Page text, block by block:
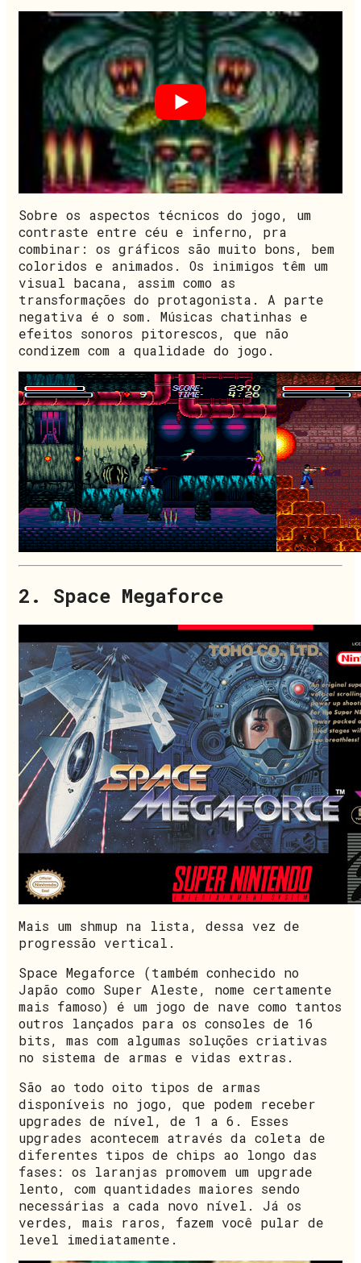
Sobre os aspectos técnicos do jogo, um
contraste entre céu e inferno, pra
combinar: os gráficos são muito bons, bem
coloridos e animados. Os inimigos têm um
visual bacana, assim como as
transformações do protagonista. A parte
negativa é o som. Músicas chatinhas e
efeitos sonoros pitorescos, que não
condizem com a qualidade do jogo.
2. Space Megaforce
Mais um shmup na lista, dessa vez de
progressão vertical.
Space Megaforce (também conhecido no
Japão como Super Aleste, nome certamente
mais famoso) é um jogo de nave como tantos
outros lançados para os consoles de 16
bits, mas com algumas soluções criativas
no sistema de armas e vidas extras.
São ao todo oito tipos de armas
disponíveis no jogo, que podem receber
upgrades de nível, de 1 a 6. Esses
upgrades acontecem através da coleta de
diferentes tipos de chips ao longo das
fases: os laranjas promovem um upgrade
lento, com quantidades maiores sendo
necessárias a cada novo nível. Já os
verdes, mais raros, fazem você pular de
level imediatamente.